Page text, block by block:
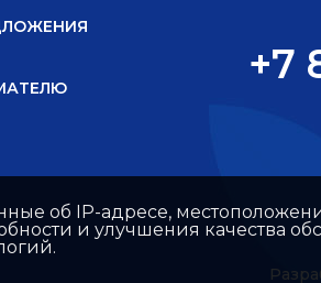
+7
об IP-адресе,
и улучшения качества